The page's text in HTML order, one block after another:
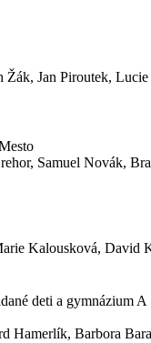
Jan Piroutek,
Samuel Novák,
Kalousková, David
deti a gymnázium A
Hamerlík, Barbora